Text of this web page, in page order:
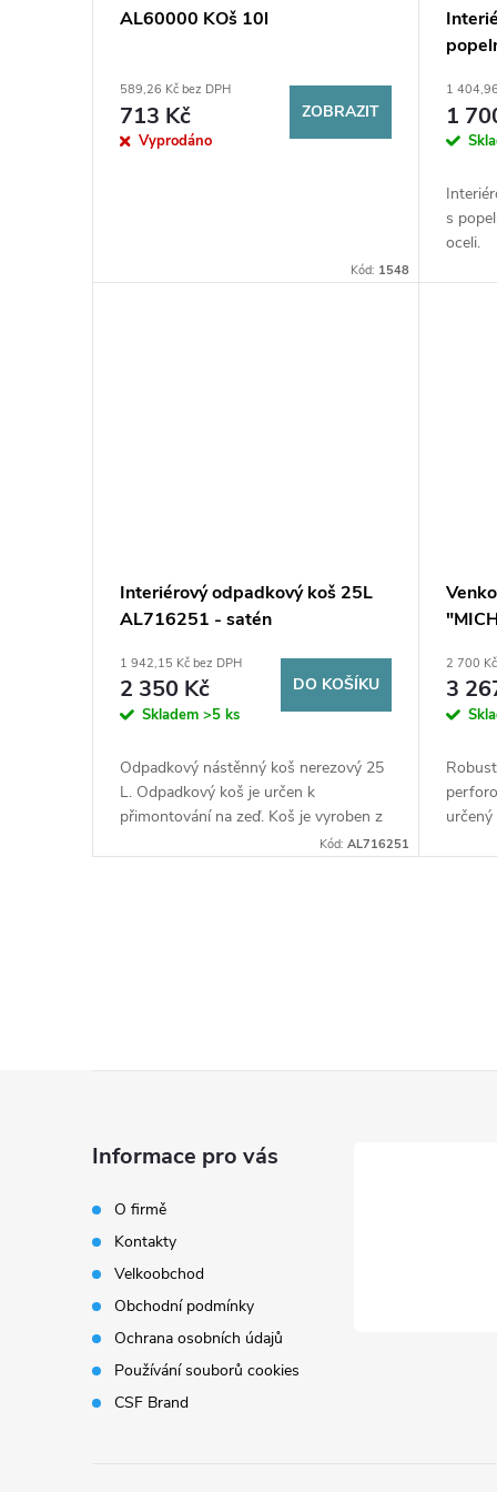
k
AL60000 KOš 10l
589,26 Kč bez DPH
713 Kč
Vyprodáno
ZOBRAZIT
Kód: 1548
1
1
s
oceli.
Interiérový odpadkový koš 25L
AL716251 - satén
1 942,15 Kč bez DPH
2 350 Kč
Skladem >5 ks
DO KOŠÍKU
Odpadkový nástěnný koš nerezový 25
L. Odpadkový koš je určen k
přimontování na zeď. Koš je vyroben z
nerezové oceli s povrchovou úpravou
Kód:AL716251
2 700
3
á
a
c
í
p
r
v
Informace pro vás
O firmě
Kontakty
Velkoobchod
Obchodní podmínky
Ochrana osobních údajů
Používání souborů cookies
CSF Brand